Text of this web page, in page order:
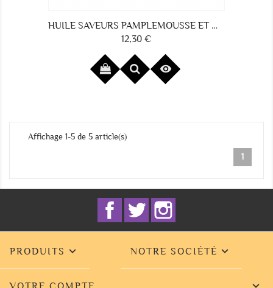
HUILE SAVEURS PAMPLEMOUSSE ET MANDARINE VERTE
Prix
12,30 €

Affichage 1-5 de 5 article(s)
1
FacebookTwitter
PRODUITS  NOTRE SOCIÉTÉ 